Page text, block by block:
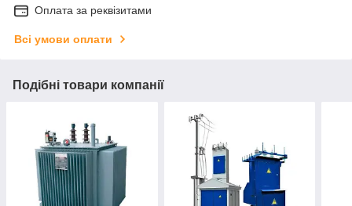
Оплата за реквізитами
Всі умови оплати
Подібні товари компанії